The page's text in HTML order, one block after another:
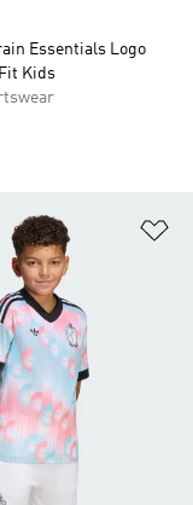
Essentials Logo
Kids